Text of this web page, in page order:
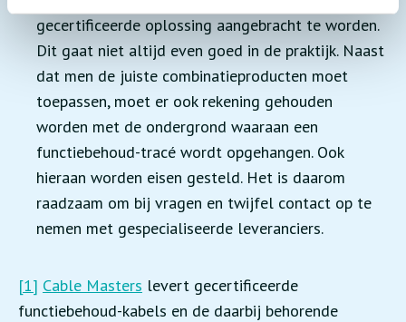
gecertificeerde oplossing aangebracht te worden.
Dit gaat niet altijd even goed in de praktijk. Naast
dat men de juiste combinatieproducten moet
toepassen, moet er ook rekening gehouden
worden met de ondergrond waaraan een
functiebehoud-tracé wordt opgehangen. Ook
hieraan worden eisen gesteld. Het is daarom
raadzaam om bij vragen en twijfel contact op te
nemen met gespecialiseerde leveranciers.
[1] Cable Masters levert gecertificeerde
functiebehoud-kabels en de daarbij behorende